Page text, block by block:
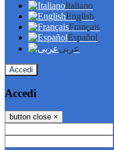
Italiano
English
Français
Español
عربى
Accedi
Accedi
button close ×